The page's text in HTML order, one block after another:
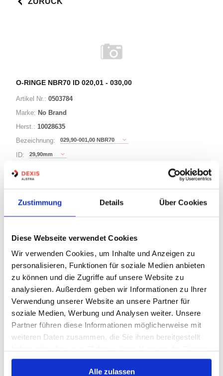
Zustimmung Details Über Cookies
Diese Webseite verwendet Cookies
Wir verwenden Cookies, um Inhalte und Anzeigen zu
personalisieren, Funktionen für soziale Medien anbieten
zu können und die Zugriffe auf unsere Website zu
analysieren. Außerdem geben wir Informationen zu Ihrer
Verwendung unserer Website an unsere Partner für
soziale Medien, Werbung und Analysen weiter. Unsere
Partner führen diese Informationen möglicherweise mit
weiteren Daten zusammen, die Sie ihnen bereitgestellt
gesammelt haben.
Alle zulassen
O-RINGE NBR70 ID 020,01 - 030,00
Artikel Nr.: 0503784
Marke: No Brand
Herst.: 10028635
Bezeichnung:
029,90-001,00 NBR70
ID: 29,90mm
Schnurstärke:
180 Varianten
STK
Losgröße 1000
Nicht auf Lager
Print
PRODUKTBESCHREIBUNG